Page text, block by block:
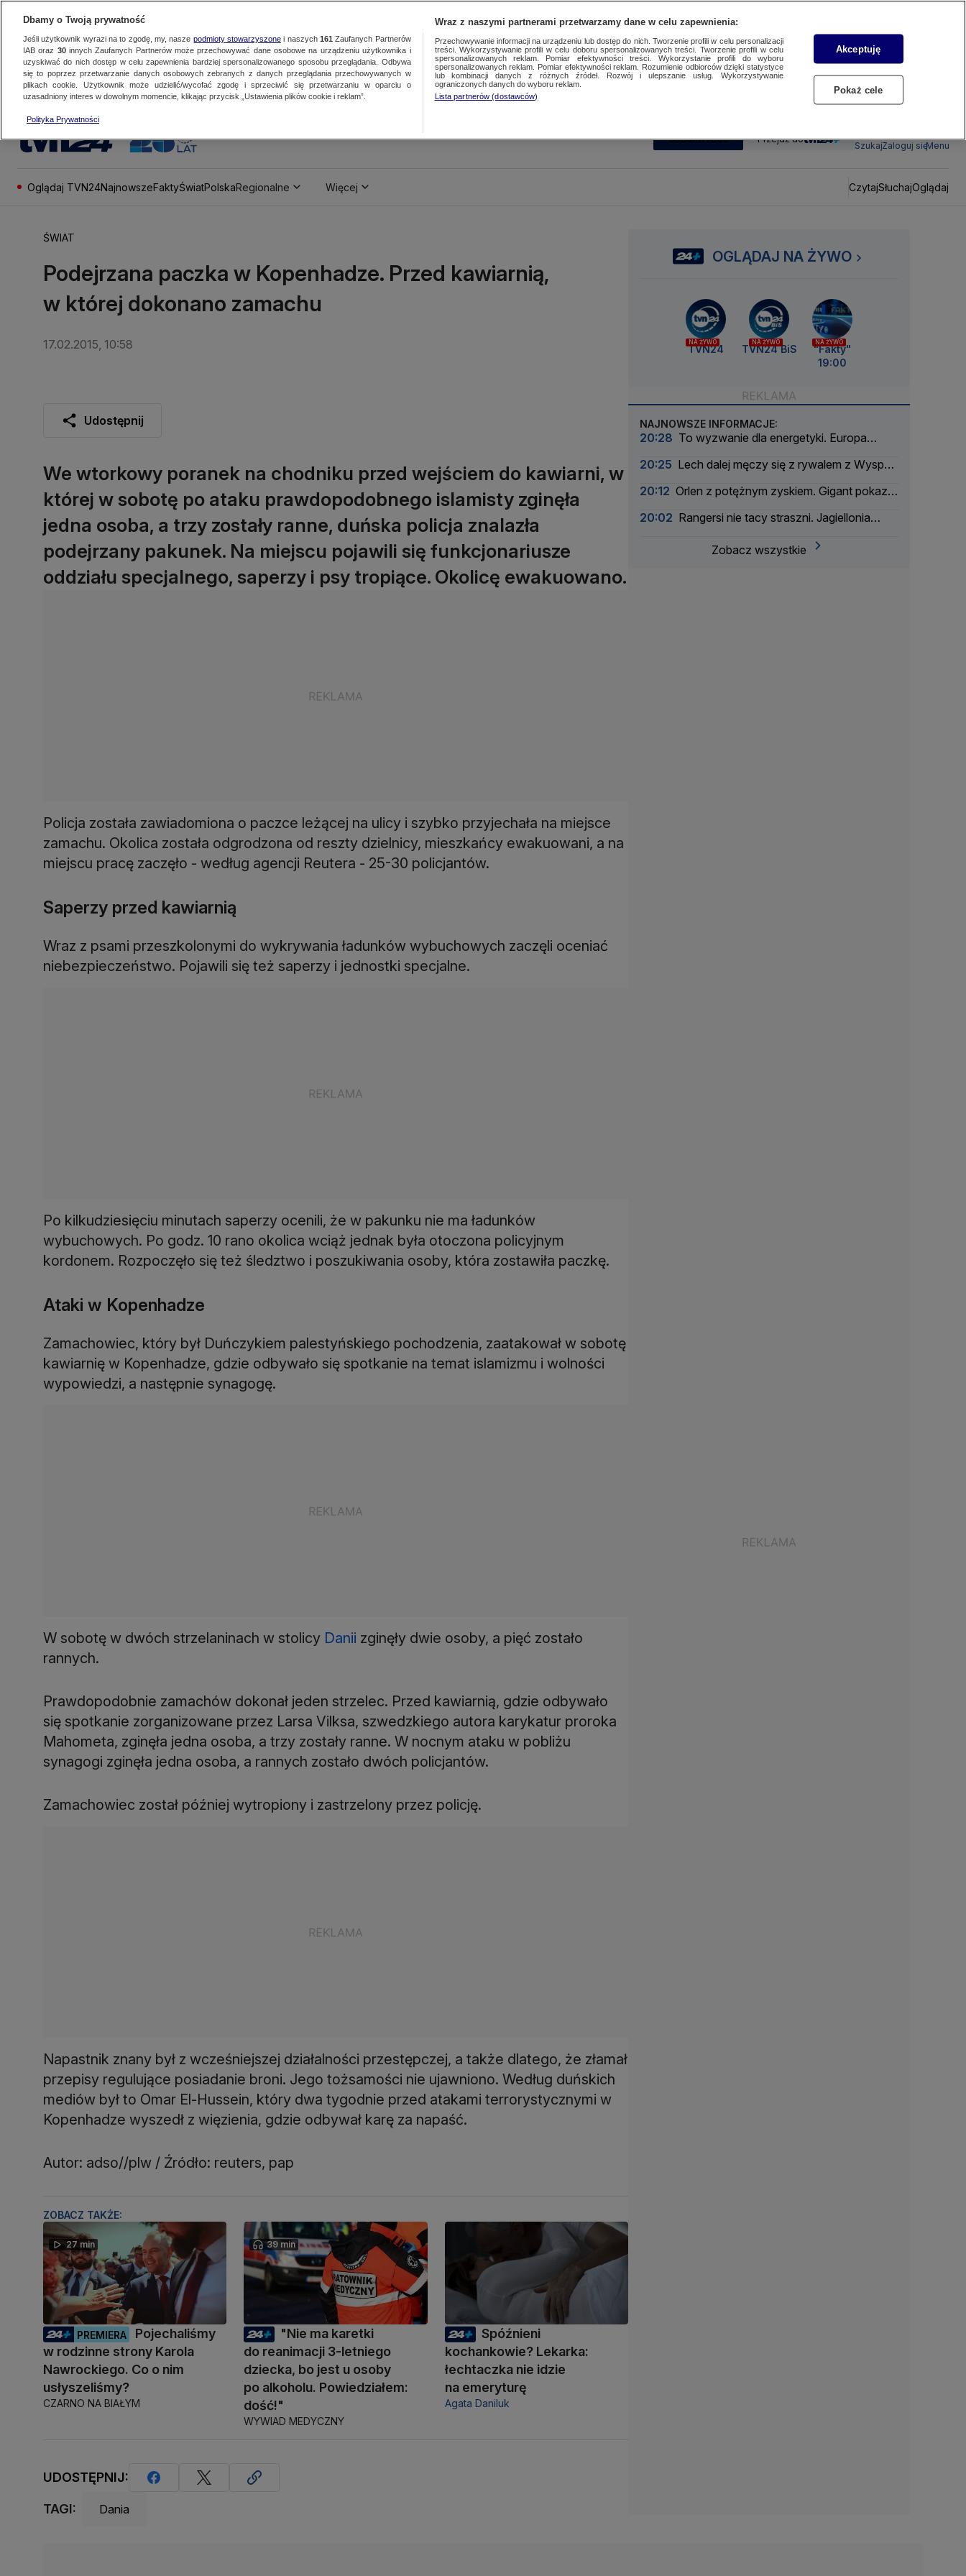
SUBSKRYBUJ Przejdź do
SzukajZaloguj sięMenu
Oglądaj TVN24NajnowszeFaktyŚwiatPolskaRegionalne Więcej CzytajSłuchajOglądaj
ŚWIAT
Podejrzana paczka w Kopenhadze. Przed kawiarnią,
w której dokonano zamachu
17.02.2015, 10:58
Udostępnij
We wtorkowy poranek na chodniku przed wejściem do kawiarni, w
której w sobotę po ataku prawdopodobnego islamisty zginęła
jedna osoba, a trzy zostały ranne, duńska policja znalazła
podejrzany pakunek. Na miejscu pojawili się funkcjonariusze
oddziału specjalnego, saperzy i psy tropiące. Okolicę ewakuowano.
Policja została zawiadomiona o paczce leżącej na ulicy i szybko przyjechała na miejsce
zamachu. Okolica została odgrodzona od reszty dzielnicy, mieszkańcy ewakuowani, a na
miejscu pracę zaczęło - według agencji Reutera - 25-30 policjantów.
Saperzy przed kawiarnią
Wraz z psami przeszkolonymi do wykrywania ładunków wybuchowych zaczęli oceniać
niebezpieczeństwo. Pojawili się też saperzy i jednostki specjalne.
Po kilkudziesięciu minutach saperzy ocenili, że w pakunku nie ma ładunków
wybuchowych. Po godz. 10 rano okolica wciąż jednak była otoczona policyjnym
kordonem. Rozpoczęło się też śledztwo i poszukiwania osoby, która zostawiła paczkę.
Ataki w Kopenhadze
Zamachowiec, który był Duńczykiem palestyńskiego pochodzenia, zaatakował w sobotę
kawiarnię w Kopenhadze, gdzie odbywało się spotkanie na temat islamizmu i wolności
wypowiedzi, a następnie synagogę.
W sobotę w dwóch strzelaninach w stolicy Danii zginęły dwie osoby, a pięć zostało
rannych.
Prawdopodobnie zamachów dokonał jeden strzelec. Przed kawiarnią, gdzie odbywało
się spotkanie zorganizowane przez Larsa Vilksa, szwedzkiego autora karykatur proroka
Mahometa, zginęła jedna osoba, a trzy zostały ranne. W nocnym ataku w pobliżu
synagogi zginęła jedna osoba, a rannych zostało dwóch policjantów.
Zamachowiec został później wytropiony i zastrzelony przez policję.
Napastnik znany był z wcześniejszej działalności przestępczej, a także dlatego, że złamał
przepisy regulujące posiadanie broni. Jego tożsamości nie ujawniono. Według duńskich
mediów był to Omar El-Hussein, który dwa tygodnie przed atakami terrorystycznymi w
Kopenhadze wyszedł z więzienia, gdzie odbywał karę za napaść.
Autor: adso//plw / Źródło: reuters, pap
ZOBACZ TAKŻE:
27 min
PREMIERA
Pojechaliśmy
w rodzinne strony Karola
Nawrockiego. Co o nim
usłyszeliśmy?
CZARNO NA BIAŁYM
39 min
"Nie ma karetki
do reanimacji 3-letniego
dziecka, bo jest u osoby
po alkoholu. Powiedziałem:
dość!"
WYWIAD MEDYCZNY
Spóźnieni
kochankowie? Lekarka:
łechtaczka nie idzie
na emeryturę
Agata Daniluk
UDOSTĘPNIJ:
TAGI: Dania
OGLĄDAJ NA ŻYWO
NA ŻYWO
TVN24
NA ŻYWO
TVN24 BiS
NA ŻYWO
"Fakty"
19:00
NAJNOWSZE INFORMACJE:
20:28 To wyzwanie dla energetyki. Europa
20:25 Lech dalej męczy się z rywalem z Wysp
20:12 Orlen z potężnym zyskiem. Gigant pokazał
20:02 Rangersi nie tacy straszni. Jagiellonia
Zobacz wszystkie
Dbamy o Twoją prywatność
Jeśli użytkownik wyrazi na to zgodę, my, nasze podmioty stowarzyszonei naszych 161 Zaufanych Partnerów
IAB oraz 30innych Zaufanych Partnerów może przechowywać dane osobowe na urządzeniu użytkownika i
uzyskiwać do nich dostęp w celu zapewnienia bardziej spersonalizowanego sposobu przeglądania. Odbywa
się to poprzez przetwarzanie danych osobowych zebranych z danych przeglądania przechowywanych w
plikach cookie. Użytkownik może udzielić/wycofać zgodę i sprzeciwić się przetwarzaniu w oparciu o
uzasadniony interes w dowolnym momencie, klikając przycisk „Ustawienia plików cookie i reklam”.
Polityka Prywatności
Wraz z naszymi partnerami przetwarzamy dane w celu zapewnienia:
Przechowywanie informacji na urządzeniu lub dostęp do nich. Tworzenie profili w celu personalizacji
treści. Wykorzystywanie profili w celu doboru spersonalizowanych treści. Tworzenie profili w celu
spersonalizowanych reklam. Pomiar efektywności treści. Wykorzystanie profili do wyboru
spersonalizowanych reklam. Pomiar efektywności reklam. Rozumienie odbiorców dzięki statystyce
lub kombinacji danych z różnych źródeł. Rozwój i ulepszanie usług. Wykorzystywanie
ograniczonych danych do wyboru reklam.
Lista partnerów (dostawców)
Akceptuję
Pokaż cele